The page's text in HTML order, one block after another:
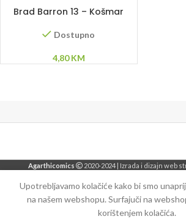
Brad Barron 13 – Košmar
Dostupno
4,80KM
Agarthicomics 2020-2024 | Izrada i dizajn web
Upotrebljavamo kolačiće kako bi smo
na našem webshopu. Surfajuči na
korištenjem kolačića.